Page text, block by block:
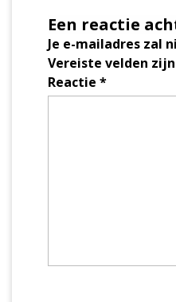
Een reactie
Je e-mailadres zal
Vereiste velden
Reactie *